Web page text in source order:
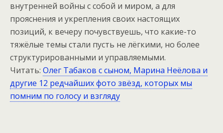
внутренней войны с собой и миром, а для
прояснения и укрепления своих настоящих
позиций, к вечеру почувствуешь, что какие-то
тяжёлые темы стали пусть не лёгкими, но более
структурированными и управляемыми.
Читать: Олег Табаков с сыном, Марина Неёлова и
другие 12 редчайших фото звёзд, которых мы
помним по голосу и взгляду